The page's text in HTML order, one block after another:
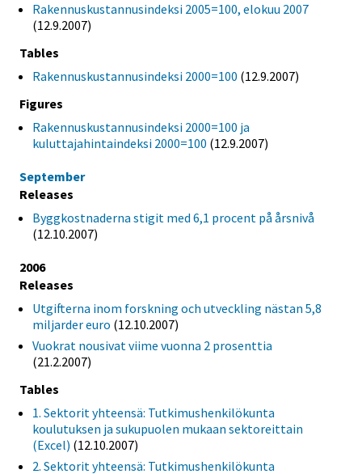
Rakennuskustannusindeksi 2005=100, elokuu 2007
(12.9.2007)
Tables
Rakennuskustannusindeksi 2000=100 (12.9.2007)
Figures
Rakennuskustannusindeksi 2000=100 ja
kuluttajahintaindeksi 2000=100 (12.9.2007)
September
Releases
Byggkostnaderna stigit med 6,1 procent på årsnivå
(12.10.2007)
2006
Releases
Utgifterna inom forskning och utveckling nästan 5,8
miljarder euro (12.10.2007)
Vuokrat nousivat viime vuonna 2 prosenttia
(21.2.2007)
Tables
1. Sektorit yhteensä: Tutkimushenkilökunta
koulutuksen ja sukupuolen mukaan sektoreittain
(Excel) (12.10.2007)
2. Sektorit yhteensä: Tutkimushenkilökunta